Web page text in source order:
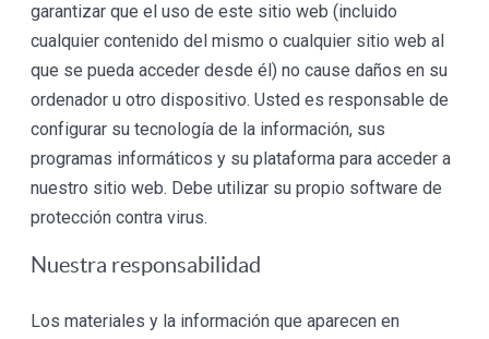
garantizar que el uso de este sitio web (incluido
cualquier contenido del mismo o cualquier sitio web al
que se pueda acceder desde él) no cause daños en su
ordenador u otro dispositivo. Usted es responsable de
configurar su tecnología de la información, sus
programas informáticos y su plataforma para acceder a
nuestro sitio web. Debe utilizar su propio software de
protección contra virus.
Nuestra responsabilidad
Los materiales y la información que aparecen en